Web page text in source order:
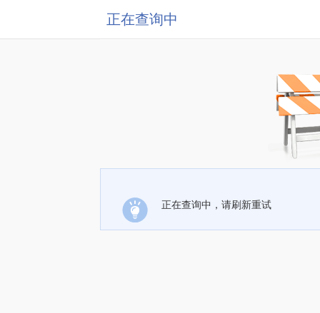
正在查询中
正在查询中，请刷新重试